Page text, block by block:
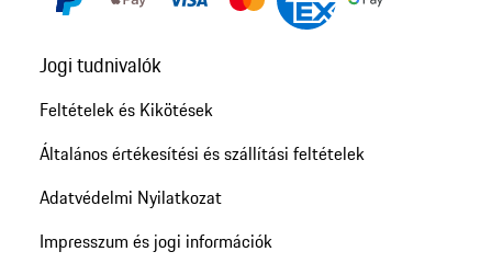
Jogi tudnivalók
Feltételek és Kikötések
Általános értékesítési és szállítási feltételek
Adatvédelmi Nyilatkozat
Impresszum és jogi információk